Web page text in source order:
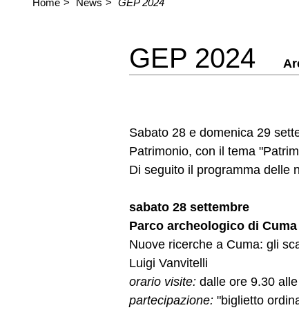
Home News GEP 2024
GEP 2024
Sabato 28 e domenica 29
Patrimonio, con il tema
Di seguito il programma delle
sabato 28 settembre
Parco archeologico di
Nuove ricerche a Cuma: gli
Luigi Vanvitelli
orario visite: dalle ore 9.30
partecipazione: "biglietto